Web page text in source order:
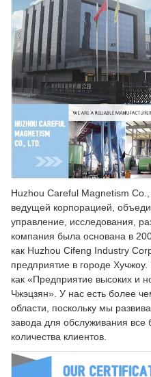
Huzhou Careful Magnetism Co.,
ведущей корпорацией,
управление, исследования,
компания была основана в
как Huzhou Cifeng Industry
предприятие в городе
как «Предприятие высоких и
Чжэцзян». У нас есть более
области, поскольку мы
завода для обслуживания все
количества клиентов.